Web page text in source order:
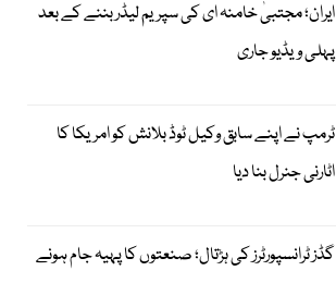
ایران؛ مجتبیٰ خامنہ ای کی سپریم لیڈر بننے کے بعد
پہلی ویڈیو جاری
ٹرمپ نے اپنے سابق وکیل ٹوڈ بلانش کو امریکا کا
اٹارنی جنرل بنا دیا
گڈز ٹرانسپورٹرز کی ہڑتال؛ صنعتوں کا پہیہ جام ہونے